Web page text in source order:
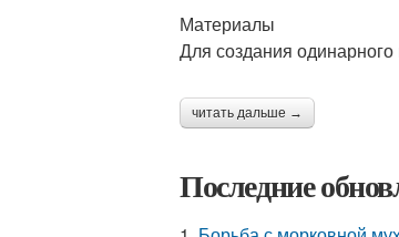
Материалы
Для создания одинарного
читать дальше →
Последние